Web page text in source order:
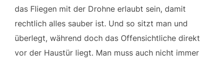
das Fliegen mit der Drohne erlaubt sein, damit
rechtlich alles sauber ist. Und so sitzt man und
überlegt, während doch das Offensichtliche direkt
vor der Haustür liegt. Man muss auch nicht immer